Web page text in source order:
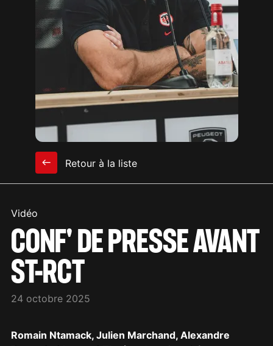
Retour à la liste
Vidéo
CONF' DE PRESSE AVANT
ST-RCT
24 octobre 2025
Romain Ntamack, Julien Marchand, Alexandre